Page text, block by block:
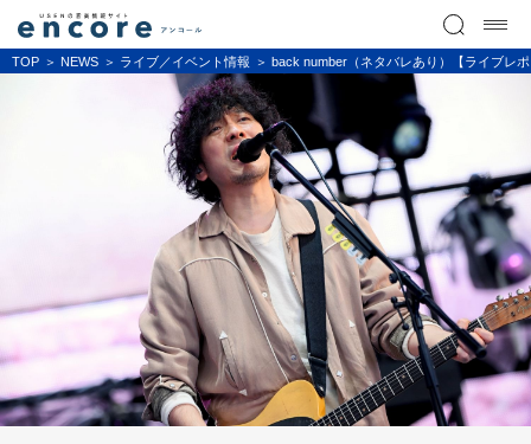
TOP NEWS ライブ／イベント情報 back number（ネタバレあり）【ライブレ